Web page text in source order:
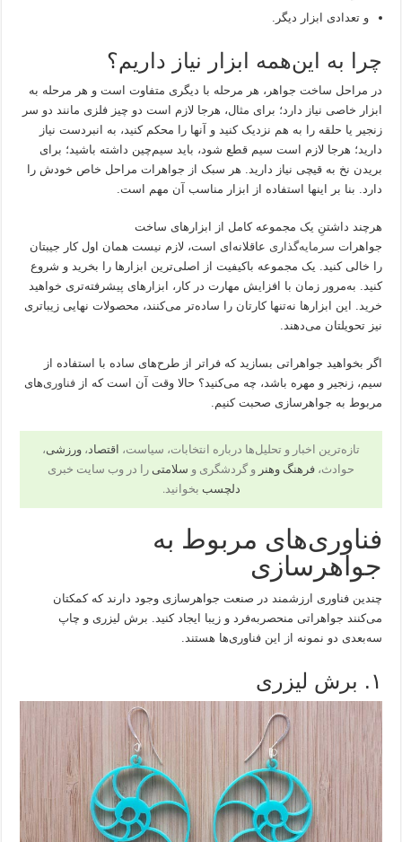
و تعدادی ابزار دیگر.
چرا به این‌همه ابزار نیاز داریم؟
در مراحل ساخت جواهر، هر مرحله با دیگری متفاوت است و هر مرحله به
ابزار خاصی نیاز دارد؛ برای مثال، هرجا لازم است دو چیز فلزی مانند دو سر
زنجیر یا حلقه را به هم نزدیک کنید و آنها را محکم کنید، به انبردست نیاز
دارید؛ هرجا لازم است سیم قطع شود، باید سیم‌چین داشته باشید؛ برای
بریدن نخ به قیچی نیاز دارید. هر سبک از جواهرات مراحل خاص خودش را
دارد. بنا بر اینها استفاده از ابزار مناسب آن مهم است.
هرچند داشتنِ یک مجموعه کامل از ابزارهای ساخت
جواهرات سرمایه‌گذاری عاقلانه‌ای است، لازم نیست همان اول کار جیبتان
را خالی کنید. یک مجموعه باکیفیت از اصلی‌ترین ابزارها را بخرید و شروع
کنید. به‌مرور زمان با افزایش مهارت در کار، ابزارهای پیشرفته‌تری خواهید
خرید. این ابزارها نه‌تنها کارتان را ساده‌تر می‌کنند، محصولات نهایی زیباتری
نیز تحویلتان می‌دهند.
اگر بخواهید جواهراتی بسازید که فراتر از طرح‌های ساده با استفاده از
سیم، زنجیر و مهره باشد، چه می‌کنید؟ حالا وقت آن است که ازفناوری‌های
مربوط به جواهرسازی صحبت کنیم.
تازه‌ترین اخبار و تحلیل‌ها درباره انتخابات، سیاست، اقتصاد، ورزشی،
حوادث، فرهنگ وهنر و گردشگری و سلامتی را در وب سایت خبری
دلچسب بخوانید.
فناوری‌های مربوط به
جواهرسازی
چندین فناوری ارزشمند در صنعت جواهرسازی وجود دارند که کمکتان
می‌کنند جواهراتی منحصربه‌فرد و زیبا ایجاد کنید. برش لیزری و چاپ
سه‌بعدی دو نمونه از این فناوری‌ها هستند.
۱. برش لیزری